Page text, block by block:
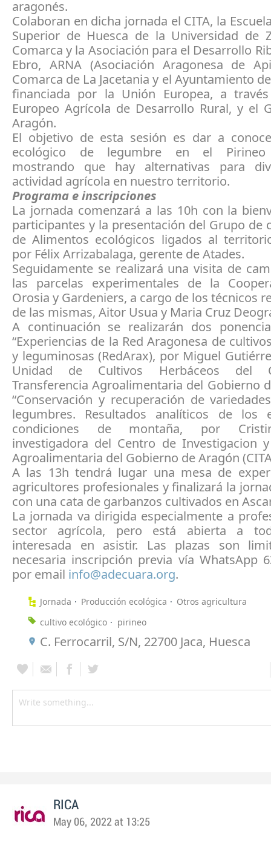
aragonés.
Colaboran en dicha jornada el CITA, la
Superior de Huesca de la Universidad de
Comarca y la Asociación para el Desarrollo
Ebro, ARNA (Asociación Aragonesa de
Comarca de La Jacetania y el Ayuntamiento de
financiada por la Unión Europea, a
Europeo Agrícola de Desarrollo Rural, y el
Aragón.
El objetivo de esta sesión es dar a
ecológico de legumbre en el Pirineo
mostrando que hay alternativas para
actividad agrícola en nuestro territorio.
Programa e inscripciones
La jornada comenzará a las 10h con la
participantes y la presentación del Grupo de
de Alimentos ecológicos ligados al
por Félix Arrizabalaga, gerente de Atades.
Seguidamente se realizará una visita de
las parcelas experimentales de la
Orosia y Gardeniers, a cargo de los técnicos
de las mismas, Aitor Usua y Maria Cruz
A continuación se realizarán dos
“Experiencias de la Red Aragonesa de
y leguminosas (RedArax), por Miguel
Unidad de Cultivos Herbáceos del
Transferencia Agroalimentaria del Gobierno
“Conservación y recuperación de
legumbres. Resultados analíticos de los
condiciones de montaña, por
investigadora del Centro de Investigacion
Agroalimentaria del Gobierno de Aragón
A las 13h tendrá lugar una mesa de
agricultores profesionales y finalizará la
con una cata de garbanzos cultivados en
La jornada va dirigida especialmente a
sector agrícola, pero está abierta a
interesada en asistir. Las plazas son
necesaria inscripción previa vía WhatsApp
por email info@adecuara.org.
Jornada Producción ecológica
Otros agricultura
cultivo ecológico
pirineo
C. Ferrocarril, S/N, 22700 Jaca, Huesca
RICA
May 06, 2022 at 13:25